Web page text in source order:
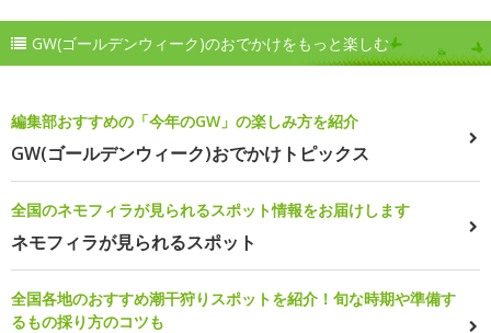
GW(ゴールデンウィーク)のおでかけをもっと楽しむ
編集部おすすめの「今年のGW」の楽しみ方を紹介
GW(ゴールデンウィーク)おでかけトピックス
全国のネモフィラが見られるスポット情報をお届けします
ネモフィラが見られるスポット
全国各地のおすすめ潮干狩りスポットを紹介！旬な時期や準備す
るもの採り方のコツも